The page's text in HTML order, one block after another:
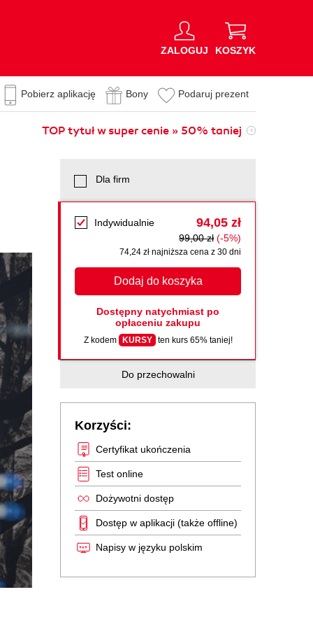
ZALOGUJ KOSZYK
Pobierz aplikację Bony Podaruj prezent
TOP tytuł w super cenie » 50% taniej
Dla firm
Indywidualnie 94,05 zł
99,00 zł (-5%)
74,24 zł najniższa cena z 30 dni
Dodaj do koszyka
Dostępny natychmiast po
opłaceniu zakupu
Z kodem KURSY ten kurs 65% taniej!
Do przechowalni
Korzyści:
Certyfikat ukończenia
Test online
Dożywotni dostęp
Dostęp w aplikacji (także offline)
Napisy w języku polskim